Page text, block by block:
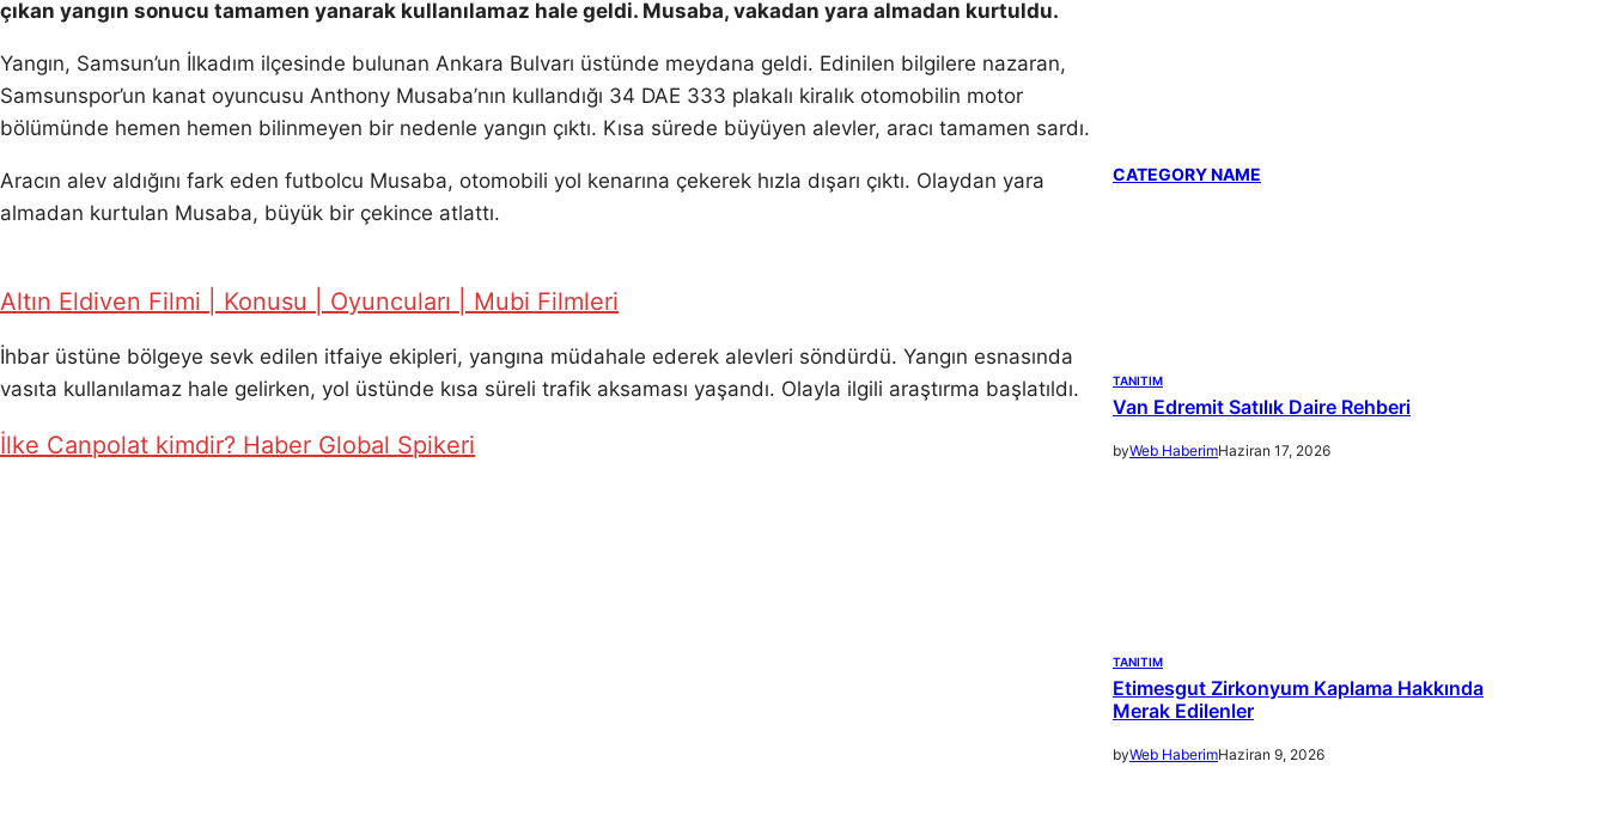
çıkan yangın sonucu tamamen yanarak kullanılamaz hale geldi. Musaba, vakadan yara almadan kurtuldu.
Yangın, Samsun’un İlkadım ilçesinde bulunan Ankara Bulvarı üstünde meydana geldi. Edinilen bilgilere nazaran,
Samsunspor’un kanat oyuncusu Anthony Musaba’nın kullandığı 34 DAE 333 plakalı kiralık otomobilin motor
bölümünde hemen hemen bilinmeyen bir nedenle yangın çıktı. Kısa sürede büyüyen alevler, aracı tamamen sardı.
Aracın alev aldığını fark eden futbolcu Musaba, otomobili yol kenarına çekerek hızla dışarı çıktı. Olaydan yara
almadan kurtulan Musaba, büyük bir çekince atlattı.
Altın Eldiven Filmi | Konusu | Oyuncuları | Mubi Filmleri
İhbar üstüne bölgeye sevk edilen itfaiye ekipleri, yangına müdahale ederek alevleri söndürdü. Yangın esnasında
vasıta kullanılamaz hale gelirken, yol üstünde kısa süreli trafik aksaması yaşandı. Olayla ilgili araştırma başlatıldı.
İlke Canpolat kimdir? Haber Global Spikeri
CATEGORY NAME
TANITIM
Van Edremit Satılık Daire Rehberi
byWeb HaberimHaziran 17, 2026
TANITIM
Etimesgut Zirkonyum Kaplama Hakkında
Merak Edilenler
byWeb HaberimHaziran 9, 2026